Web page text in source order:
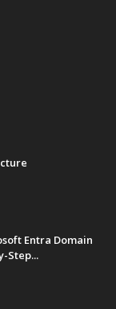
Entra Domain
Step...